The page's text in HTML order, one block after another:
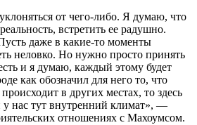
от чего-либо. Я думаю, что
встретить ее радушно.
даже в какие-то моменты
неловко. Но нужно просто принять
и я думаю, каждый этому будет
как обозначил для него то, что
в других местах, то здесь
у нас тут внутренний климат», —
отношениях с Махоумсом.